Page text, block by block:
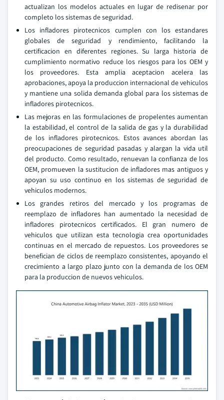
actualizan los modelos actuales en lugar de redisenar por
completo los sistemas de seguridad.
Los infladores pirotecnicos cumplen con los estandares
globales de seguridad y rendimiento, facilitando la
certificacion en diferentes regiones. Su larga historia de
cumplimiento normativo reduce los riesgos para los OEM y
los proveedores. Esta amplia aceptacion acelera las
aprobaciones, apoya la produccion internacional de vehiculos
y mantiene una solida demanda global para los sistemas de
infladores pirotecnicos.
Las mejoras en las formulaciones de propelentes aumentan
la estabilidad, el control de la salida de gas y la durabilidad
de los infladores pirotecnicos. Estos avances abordan las
preocupaciones de seguridad pasadas y alargan la vida util
del producto. Como resultado, renuevan la confianza de los
OEM, promueven la sustitucion de infladores mas antiguos y
apoyan su uso continuo en los sistemas de seguridad de
vehiculos modernos.
Los grandes retiros del mercado y los programas de
reemplazo de infladores han aumentado la necesidad de
infladores pirotecnicos certificados. El gran numero de
vehiculos que utilizan esta tecnologia crea oportunidades
continuas en el mercado de repuestos. Los proveedores se
benefician de ciclos de reemplazo consistentes, apoyando el
crecimiento a largo plazo junto con la demanda de los OEM
para la produccion de nuevos vehiculos.